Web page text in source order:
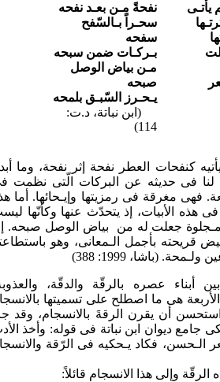
یأتـی
نفحةً مـن بعـد نفحه
سحـراً بـالسّفح
سفحه
بـرکـات ضمن سبحه
مـن بیاض الوصل
صبحه
یـحـرز السّبـق بلمحه
(ابن نباتة، د.ت:
114)
کنفحات العطر نفحة إثر نفحة، وما
لنا فی حدیثه عن البرکات الّتی نظمت
فهی مغرقة فی رمزیتها وإیـحائها. أما
هذه الأبیات، إذ یتحدّث عنها وکأنّها
جعلت له من بیاض الوصل صبحه.
قریحته بأجمل الـمعانی، وهو
(باشا، 1999: 388)
أبناء عصره بالرقّة والدقّة،
الأربعة هی ما اصطلح علی تسمیتها
استحسن أن یقرن الرقةَ بالانسجام، وقد
جامع دیوان ابن نباتة فی قوله: وأخذ
الـحسن، فکاد یـحکیه فی الرّقة
وإلی هذا الانسجام قائلاً: